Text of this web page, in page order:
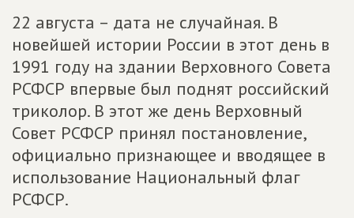
22 августа – дата не случайная. В
новейшей истории России в этот день в
1991 году на здании Верховного Совета
РСФСР впервые был поднят российский
триколор. В этот же день Верховный
Совет РСФСР принял постановление,
официально признающее и вводящее в
использование Национальный флаг
РСФСР.